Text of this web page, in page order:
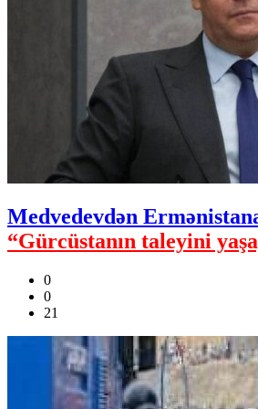
Medvedevdən
“Gürcüstanın taleyini
0
0
21